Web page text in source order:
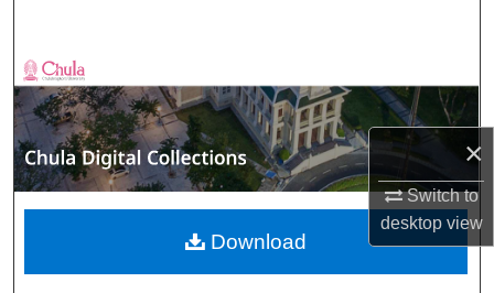
×
Switch to
desktopview
Browse Collections
My Account
About
Digital Commons Network™
Download